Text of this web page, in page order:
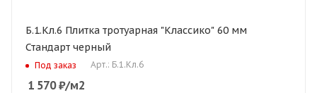
Б.1.Кл.6 Плитка тротуарная "Классико" 60 мм
Стандарт черный
Под заказ Арт.: Б.1.Кл.6
1 570₽/м2